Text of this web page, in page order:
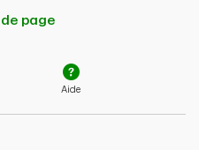
page
Aide